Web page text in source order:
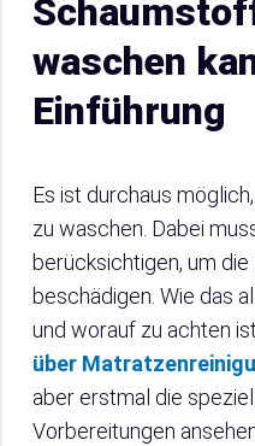
waschen
Einführung
Es ist durchaus
zu waschen. Dabei
berücksichtigen, um
beschädigen. Wie das
und worauf zu achten
über
aber erstmal die
Vorbereitungen